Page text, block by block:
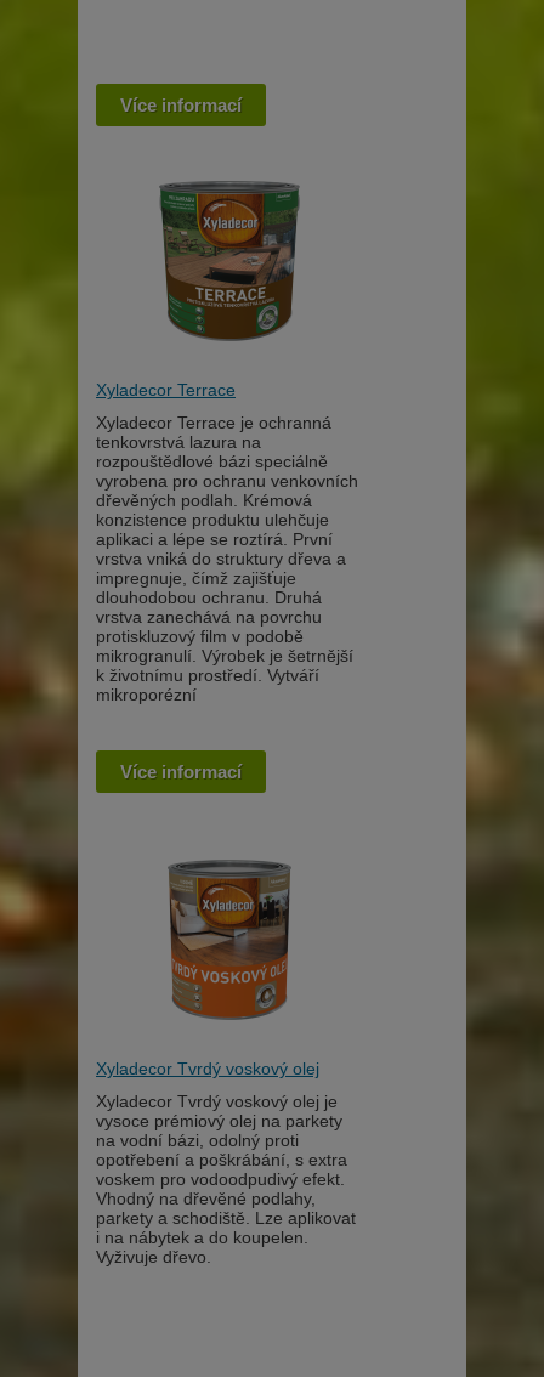
Více informací
Xyladecor Terrace
Xyladecor Terrace je ochranná
tenkovrstvá lazura na
rozpouštědlové bázi speciálně
vyrobena pro ochranu venkovních
dřevěných podlah. Krémová
konzistence produktu ulehčuje
aplikaci a lépe se roztírá. První
vrstva vniká do struktury dřeva a
impregnuje, čímž zajišťuje
dlouhodobou ochranu. Druhá
vrstva zanechává na povrchu
protiskluzový film v podobě
mikrogranulí. Výrobek je šetrnější
k životnímu prostředí. Vytváří
mikroporézní
Více informací
Xyladecor Tvrdý voskový olej
Xyladecor Tvrdý voskový olej je
vysoce prémiový olej na parkety
na vodní bázi, odolný proti
opotřebení a poškrábání, s extra
voskem pro vodoodpudivý efekt.
Vhodný na dřevěné podlahy,
parkety a schodiště. Lze aplikovat
i na nábytek a do koupelen.
Vyživuje dřevo.